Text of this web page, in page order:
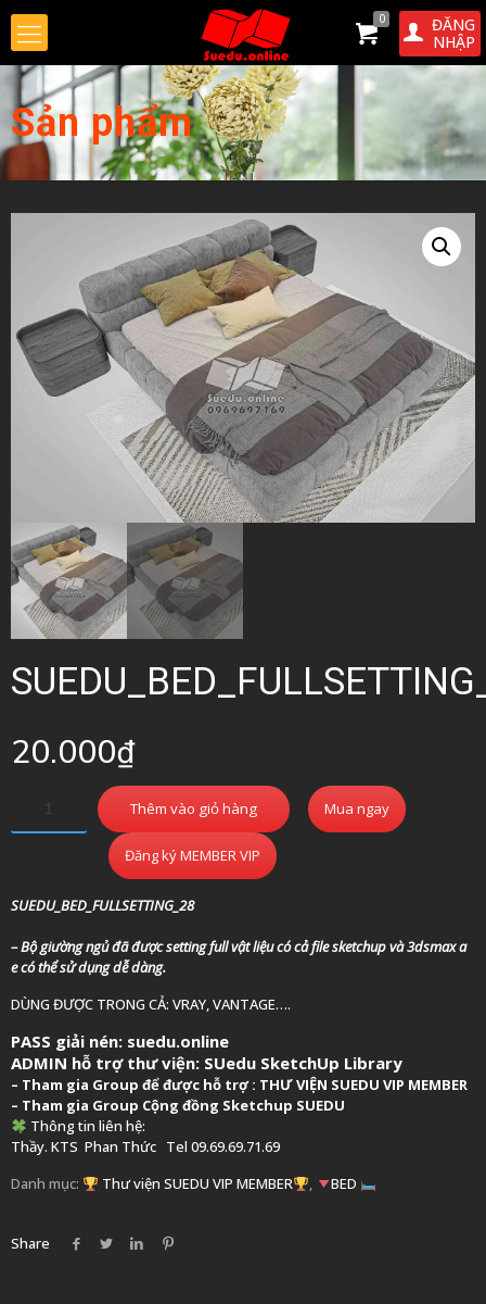
0
ĐĂNG
NHẬP
Sản phẩm
20.000₫
Thêm vào giỏ hàng Mua ngay
Đăng ký MEMBER VIP
SUEDU_BED_FULLSETTING_28
– Bộ giường ngủ đã được setting full vật liệu có cả file sketchup và 3dsmax a
e có thể sử dụng dễ dàng.
DÙNG ĐƯỢC TRONG CẢ: VRAY, VANTAGE….
PASS giải nén: suedu.online
ADMIN hỗ trợ thư viện: SUedu SketchUp Library
– Tham gia Group để được hỗ trợ : THƯ VIỆN SUEDU VIP MEMBER
– Tham gia Group Cộng đồng Sketchup SUEDU
Thông tin liên hệ:
Thầy. KTS Phan Thức Tel 09.69.69.71.69
Danh mục:
Thư viện SUEDU VIP MEMBER , BED
Share